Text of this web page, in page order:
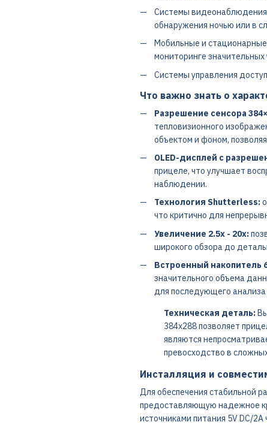
Системы
обнаружения ночью или в
Мобильные и
мониторинге значительных
Системы управления
Что важно знать о
Разрешение сенсора
тепловизионного
объектом и фоном,
OLED-дисплей с
прицеле, что улучшает
наблюдении.
Технология Shutterless:
что критично для
Увеличение 2.5x - 20x:
широкого обзора до
Встроенный накопитель
значительного объема
для последующего анализа
Техническая деталь:
384x288 позволяет
являются
превосходство в
Инсталляция и
Для обеспечения стабильной
предоставляющую надежное
источниками питания 5V DC/